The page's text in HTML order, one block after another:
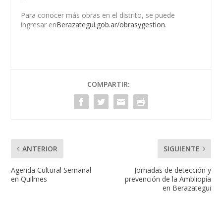
Para conocer más obras en el distrito, se puede
ingresar enBerazategui.gob.ar/obrasygestion.
COMPARTIR:
ANTERIOR
Agenda Cultural Semanal
en Quilmes
SIGUIENTE
Jornadas de detección y
prevención de la Ambliopía
en Berazategui